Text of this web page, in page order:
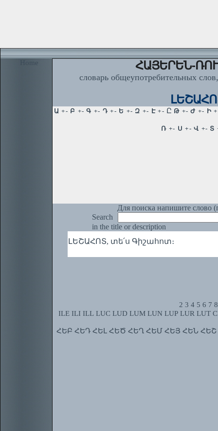
Home ՀԱՅԵՐԵՆ-
словарь общеупотребительных
Для поиска напишите слово
Search
in the title or description
ԼԵՇԱՀՈՏ, տե՛ս Գիշահոտ։
2 3 4 5 6 7 8
ILE ILI ILL LUC LUD LUM LUN LUP LUR LUT
ՀԵԲ ՀԵԴ ՀԵԼ ՀԵԾ ՀԵՂ ՀԵՄ ՀԵՅ ՀԵՆ ՀԵՇ